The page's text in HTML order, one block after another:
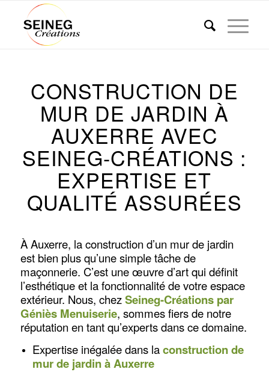
CONSTRUCTION DE
MUR DE JARDIN À
AUXERRE AVEC
SEINEG-CRÉATIONS :
EXPERTISE ET
QUALITÉ ASSURÉES
À Auxerre, la construction d’un mur de jardin
est bien plus qu’une simple tâche de
maçonnerie. C’est une œuvre d’art qui définit
l’esthétique et la fonctionnalité de votre espace
extérieur. Nous, chezSeineg-Créations par
Géniès Menuiserie, sommes fiers de notre
réputation en tant qu’experts dans ce domaine.
Expertise inégalée dans laconstruction de
mur de jardin à Auxerre